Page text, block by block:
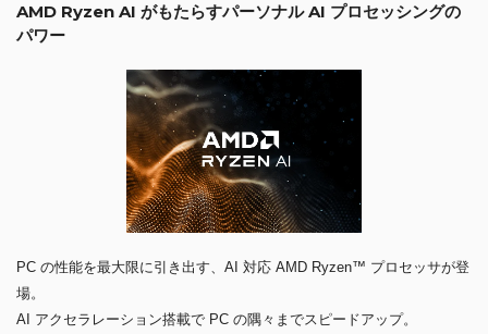
AMD Ryzen AI がもたらすパーソナル AI プロセッシングの
パワー
PC の性能を最大限に引き出す、AI 対応 AMD Ryzen™ プロセッサが登
場。
AI アクセラレーション搭載で PC の隅々までスピードアップ。